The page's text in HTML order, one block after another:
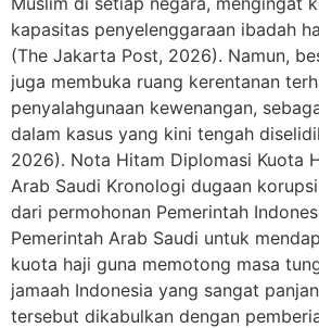
kapasitas penyelenggaraan ibadah
(The Jakarta Post, 2026). Namun,
juga membuka ruang kerentanan
penyalahgunaan kewenangan,
dalam kasus yang kini tengah
2026). Nota Hitam Diplomasi Kuota
Arab Saudi Kronologi dugaan
dari permohonan Pemerintah
Pemerintah Arab Saudi untuk
kuota haji guna memotong masa
jamaah Indonesia yang sangat
tersebut dikabulkan dengan